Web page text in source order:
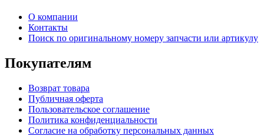
О компании
Контакты
Поиск по оригинальному номеру запчасти или артикулу
Покупателям
Возврат товара
Публичная оферта
Пользовательское соглашение
Политика конфиденциальности
Согласие на обработку персональных данных